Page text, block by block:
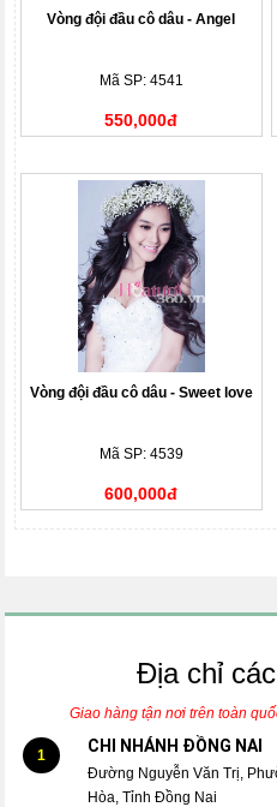
Vòng đội đầu cô dâu - Angel
Mã SP: 4541
550,000đ
Vòng đội đầu cô dâu - Sweet love
Mã SP: 4539
600,000đ
Địa chỉ
Giao hàng tận nơi trên toàn
1 CHI NHÁNH ĐỒNG NAI
Đường Nguyễn Văn Trị,
Hòa, Tỉnh Đồng Nai